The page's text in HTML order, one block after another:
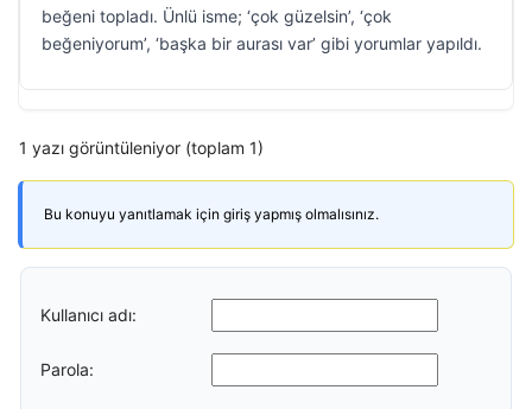
beğeni topladı. Ünlü isme; ‘çok güzelsin’, ‘çok
beğeniyorum’, ‘başka bir aurası var’ gibi yorumlar yapıldı.
1 yazı görüntüleniyor (toplam 1)
Bu konuyu yanıtlamak için giriş yapmış olmalısınız.
Kullanıcı adı:
Parola: